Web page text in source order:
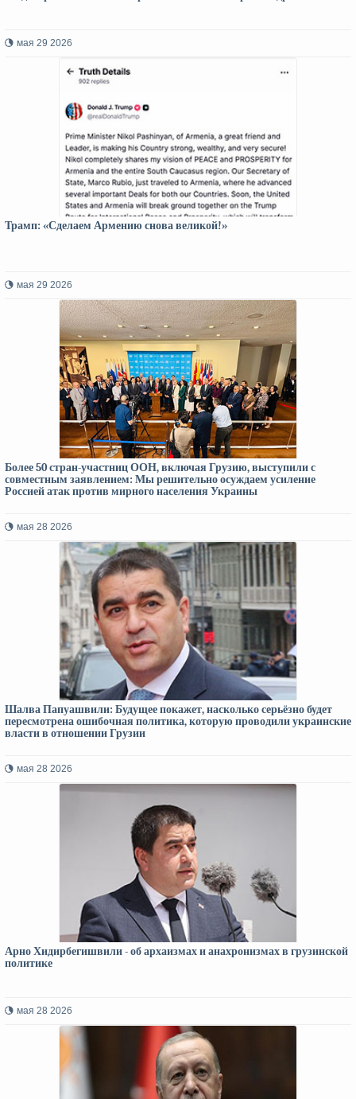
мая 29 2026
Трамп: «Сделаем Армению снова великой!»
мая 29 2026
Более 50 стран-участниц ООН, включая Грузию, выступили с
совместным заявлением: Мы решительно осуждаем усиление
Россией атак против мирного населения Украины
мая 28 2026
Шалва Папуашвили: Будущее покажет, насколько серьёзно будет
пересмотрена ошибочная политика, которую проводили украинские
власти в отношении Грузии
мая 28 2026
Арно Хидирбегишвили - об архаизмах и анахронизмах в грузинской
политике
мая 28 2026